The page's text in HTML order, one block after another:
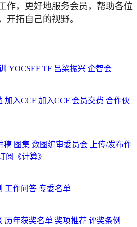
作，更好地服务会员，帮助各位
开拓自己的视野。
YOCSEF TF 吕梁振兴 企智会
加入CCF 加入CCF 会员交费 合作伙
稿 图集 数图编审委员会
上传/发布作
阅《计算》
工作问答 专委名单
历年获奖名单 奖项推荐 评奖条例